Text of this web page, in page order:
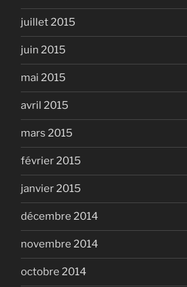
juillet 2015
juin 2015
mai 2015
avril 2015
mars 2015
février 2015
janvier 2015
décembre 2014
novembre 2014
octobre 2014